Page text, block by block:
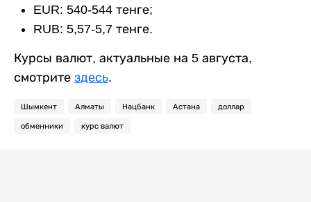
EUR: 540-544 тенге;
RUB: 5,57-5,7 тенге.
Курсы валют, актуальные на 5 августа,
смотрите здесь.
Шымкент Алматы Нацбанк Астана доллар
обменники курс валют